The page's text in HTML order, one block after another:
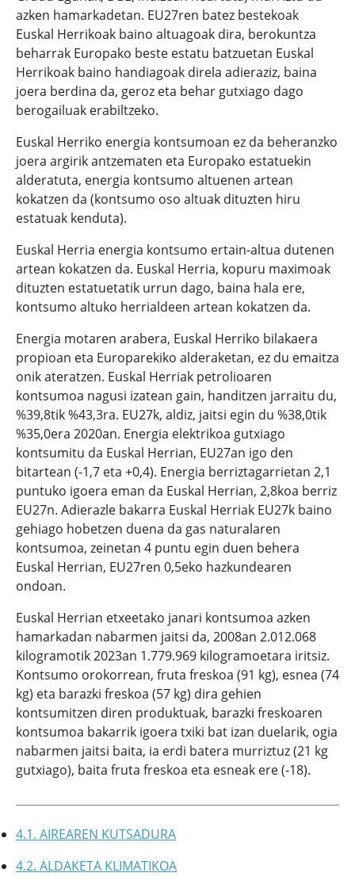
azken hamarkadetan. EU27ren batez bestekoak
Euskal Herrikoak baino altuagoak dira, berokuntza
beharrak Europako beste estatu batzuetan Euskal
Herrikoak baino handiagoak direla adieraziz, baina
joera berdina da, geroz eta behar gutxiago dago
berogailuak erabiltzeko.
Euskal Herriko energia kontsumoan ez da beheranzko
joera argirik antzematen eta Europako estatuekin
alderatuta, energia kontsumo altuenen artean
kokatzen da (kontsumo oso altuak dituzten hiru
estatuak kenduta).
Euskal Herria energia kontsumo ertain-altua dutenen
artean kokatzen da. Euskal Herria, kopuru maximoak
dituzten estatuetatik urrun dago, baina hala ere,
kontsumo altuko herrialdeen artean kokatzen da.
Energia motaren arabera, Euskal Herriko bilakaera
propioan eta Europarekiko alderaketan, ez du emaitza
onik ateratzen. Euskal Herriak petrolioaren
kontsumoa nagusi izatean gain, handitzen jarraitu du,
%39,8tik %43,3ra. EU27k, aldiz, jaitsi egin du %38,0tik
%35,0era 2020an. Energia elektrikoa gutxiago
kontsumitu da Euskal Herrian, EU27an igo den
bitartean (-1,7 eta +0,4). Energia berriztagarrietan 2,1
puntuko igoera eman da Euskal Herrian, 2,8koa berriz
EU27n. Adierazle bakarra Euskal Herriak EU27k baino
gehiago hobetzen duena da gas naturalaren
kontsumoa, zeinetan 4 puntu egin duen behera
Euskal Herrian, EU27ren 0,5eko hazkundearen
ondoan.
Euskal Herrian etxeetako janari kontsumoa azken
hamarkadan nabarmen jaitsi da, 2008an 2.012.068
kilogramotik 2023an 1.779.969 kilogramoetara iritsiz.
Kontsumo orokorrean, fruta freskoa (91 kg), esnea (74
kg) eta barazki freskoa (57 kg) dira gehien
kontsumitzen diren produktuak, barazki freskoaren
kontsumoa bakarrik igoera txiki bat izan duelarik, ogia
nabarmen jaitsi baita, ia erdi batera murriztuz (21 kg
gutxiago), baita fruta freskoa eta esneak ere (-18).
4.1. AIREAREN KUTSADURA
4.2. ALDAKETA KLIMATIKOA